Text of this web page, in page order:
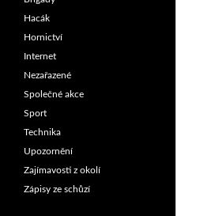
Hacák
Hornictví
Internet
Nezařazené
Společné akce
Sport
Technika
Upozornění
Zajímavosti z okolí
Zápisy ze schůzí